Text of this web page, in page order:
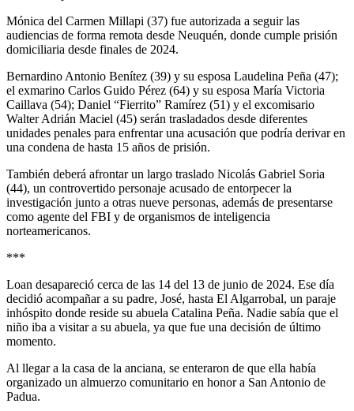
Mónica del Carmen Millapi (37) fue autorizada a seguir las
audiencias de forma remota desde Neuquén, donde cumple prisión
domiciliaria desde finales de 2024.
Bernardino Antonio Benítez (39) y su esposa Laudelina Peña (47);
el exmarino Carlos Guido Pérez (64) y su esposa María Victoria
Caillava (54); Daniel “Fierrito” Ramírez (51) y el excomisario
Walter Adrián Maciel (45) serán trasladados desde diferentes
unidades penales para enfrentar una acusación que podría derivar en
una condena de hasta 15 años de prisión.
También deberá afrontar un largo traslado Nicolás Gabriel Soria
(44), un controvertido personaje acusado de entorpecer la
investigación junto a otras nueve personas, además de presentarse
como agente del FBI y de organismos de inteligencia
norteamericanos.
***
Loan desapareció cerca de las 14 del 13 de junio de 2024. Ese día
decidió acompañar a su padre, José, hasta El Algarrobal, un paraje
inhóspito donde reside su abuela Catalina Peña. Nadie sabía que el
niño iba a visitar a su abuela, ya que fue una decisión de último
momento.
Al llegar a la casa de la anciana, se enteraron de que ella había
organizado un almuerzo comunitario en honor a San Antonio de
Padua.